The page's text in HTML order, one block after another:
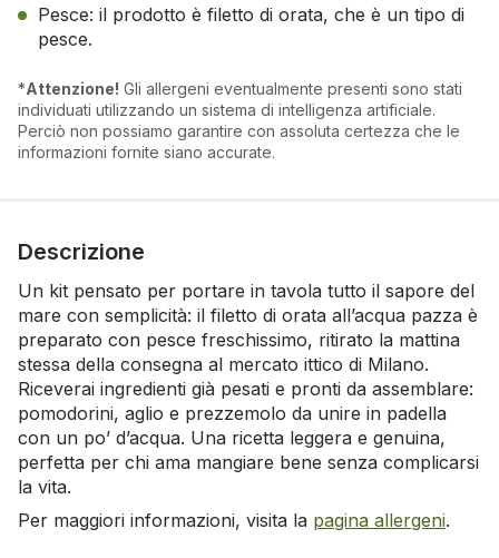
Pesce: il prodotto è filetto di orata, che è un tipo di
pesce.
*Attenzione! Gli allergeni eventualmente presenti sono stati
individuati utilizzando un sistema di intelligenza artificiale.
Perciò non possiamo garantire con assoluta certezza che le
informazioni fornite siano accurate.
Descrizione
Un kit pensato per portare in tavola tutto il sapore del
mare con semplicità: il filetto di orata all’acqua pazza è
preparato con pesce freschissimo, ritirato la mattina
stessa della consegna al mercato ittico di Milano.
Riceverai ingredienti già pesati e pronti da assemblare:
pomodorini, aglio e prezzemolo da unire in padella
con un po’ d’acqua. Una ricetta leggera e genuina,
perfetta per chi ama mangiare bene senza complicarsi
la vita.
Per maggiori informazioni, visita la pagina allergeni.